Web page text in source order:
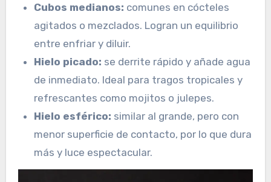
Cubos medianos: comunes en cócteles
agitados o mezclados. Logran un equilibrio
entre enfriar y diluir.
Hielo picado: se derrite rápido y añade agua
de inmediato. Ideal para tragos tropicales y
refrescantes como mojitos o julepes.
Hielo esférico: similar al grande, pero con
menor superficie de contacto, por lo que dura
más y luce espectacular.